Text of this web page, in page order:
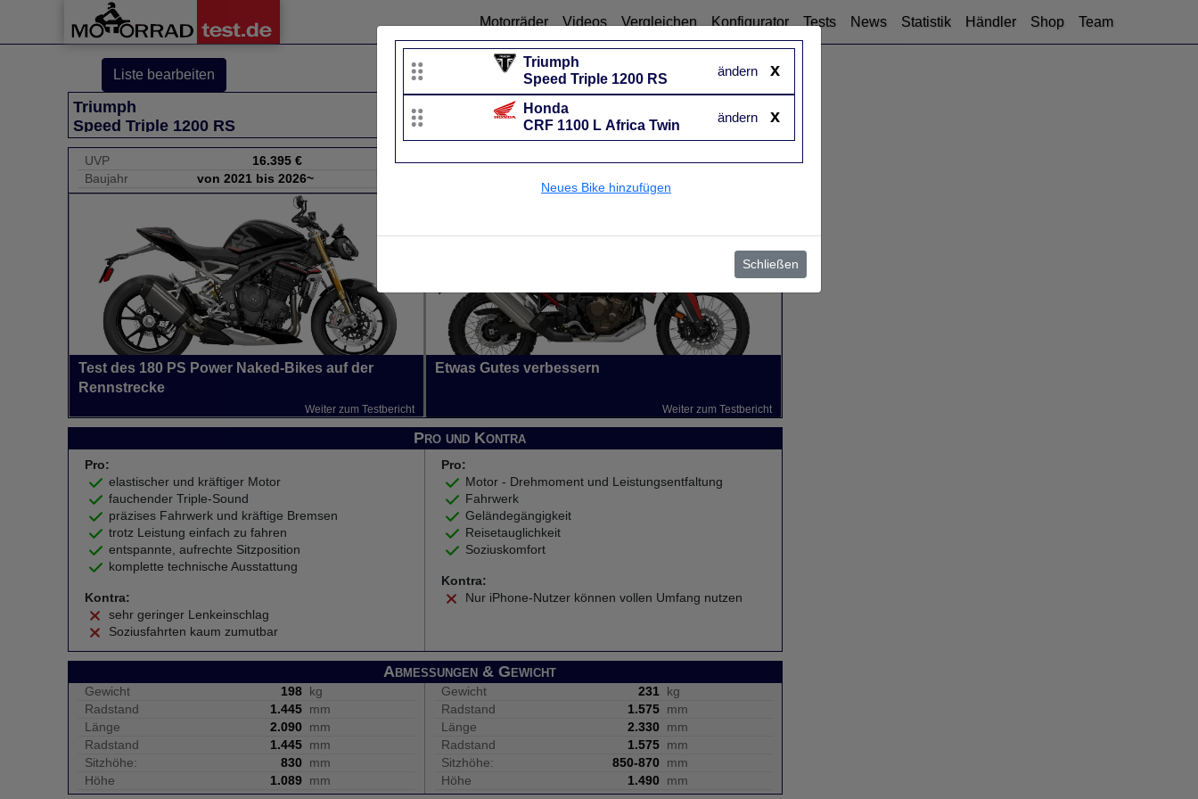
Motorräder Videos Vergleichen Konfigurator Tests News Statistik Händler Shop Team
Liste bearbeiten
Triumph
Speed Triple 1200 RS
CRF 1100 L Africa Twin
UVP
16.395 €
Baujahr
von 2021 bis 2026~
UVP
16.449 €
Test des 180 PS Power Naked-Bikes auf der
Rennstrecke
Weiter zum Testbericht
Etwas Gutes verbessern
Weiter zum Testbericht
Pro und Kontra
Pro:
elastischer und kräftiger Motor
fauchender Triple-Sound
präzises Fahrwerk und kräftige Bremsen
trotz Leistung einfach zu fahren
entspannte, aufrechte Sitzposition
komplette technische Ausstattung
Kontra:
sehr geringer Lenkeinschlag
Soziusfahrten kaum zumutbar
Pro:
Motor - Drehmoment und Leistungsentfaltung
Fahrwerk
Geländegängigkeit
Reisetauglichkeit
Soziuskomfort
Kontra:
Nur iPhone-Nutzer können vollen Umfang nutzen
Abmessungen & Gewicht
Gewicht 198 kg
Radstand
1.445 mm
Länge
2.090
mm
Radstand
1.445 mm
Sitzhöhe:
830
mm
Höhe
1.089 mm
Gewicht 231
kg
Radstand
1.575 mm
Länge
2.330
mm
Radstand
1.575 mm
Sitzhöhe:
850-870
mm
Höhe
1.490 mm
x
Triumph
Speed Triple 1200 RS
ändern
x
Honda
CRF 1100 L Africa Twin
ändern
Neues Bike hinzufügen
Schließen